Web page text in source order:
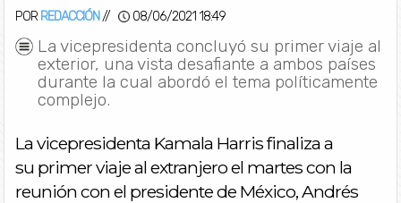
POR REDACCIÓN // 08/06/2021 18:49
La vicepresidenta concluyó su primer viaje al
exterior, una vista desafiante a ambos países
durante la cual abordó el tema políticamente
complejo.
La vicepresidenta Kamala Harris finaliza a
su primer viaje al extranjero el martes con la
reunión con el presidente de México, Andrés